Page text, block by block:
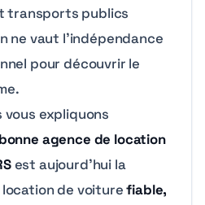
transports publics
ne vaut l’indépendance
pour découvrir le
vous expliquons
agence de location
est aujourd’hui la
de voiturefiable,